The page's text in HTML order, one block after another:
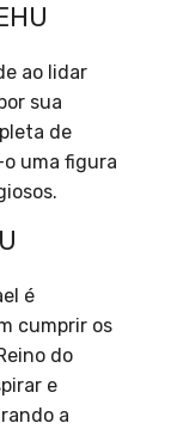
ao lidar
sua
de
uma figura
é
cumprir os
do
e
a